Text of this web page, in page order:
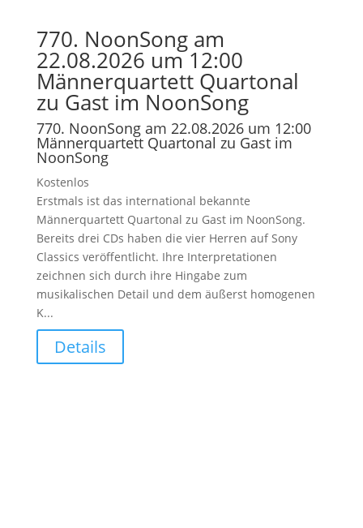
770. NoonSong am
22.08.2026 um 12:00
Männerquartett Quartonal
zu Gast im NoonSong
770. NoonSong am 22.08.2026 um 12:00
Männerquartett Quartonal zu Gast im
NoonSong
Kostenlos
Erstmals ist das international bekannte
Männerquartett Quartonal zu Gast im NoonSong.
Bereits drei CDs haben die vier Herren auf Sony
Classics veröffentlicht. Ihre Interpretationen
zeichnen sich durch ihre Hingabe zum
musikalischen Detail und dem äußerst homogenen
K...
Details